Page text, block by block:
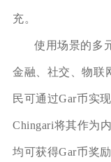
充。
使用场景的多
金融、社交、物联
民可通过Gar币实
Chingari将其作为
均可获得Gar币奖